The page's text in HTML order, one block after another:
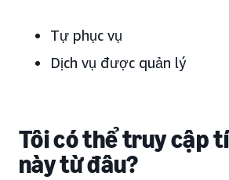
Tự phục vụ
Dịch vụ được quản lý
Tôi có thể truy cập
này từ đâu?